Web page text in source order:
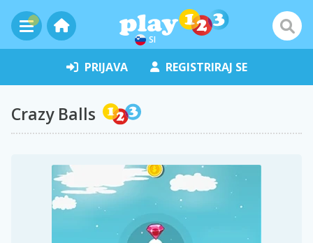
SI
PRIJAVA REGISTRIRAJ SE
Crazy Balls